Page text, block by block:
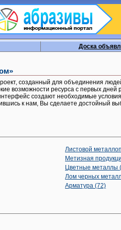
Доска
созданный для объединения
возможности ресурса с первых
создают необходимые
к нам, Вы сделаете достойный
Листовой
Метизная
Цветные металлы
Лом черных
Арматура (72)